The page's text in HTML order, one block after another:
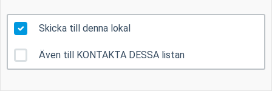
Skicka till denna lokal
Även till KONTAKTA DESSA listan